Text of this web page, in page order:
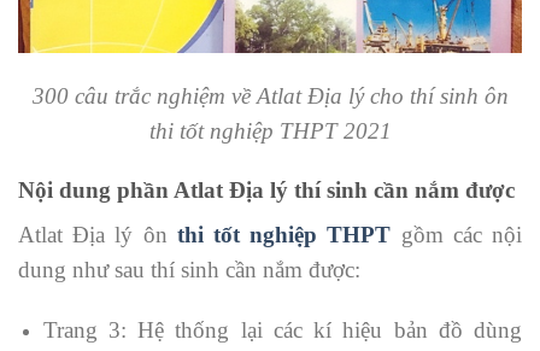
300 câu trắc nghiệm về Atlat Địa lý cho thí sinh ôn
thi tốt nghiệp THPT 2021
Nội dung phần Atlat Địa lý thí sinh cần nắm được
Atlat Địa lý ôn thi tốt nghiệp THPT gồm các nội
dung như sau thí sinh cần nắm được:
Trang 3: Hệ thống lại các kí hiệu bản đồ dùng